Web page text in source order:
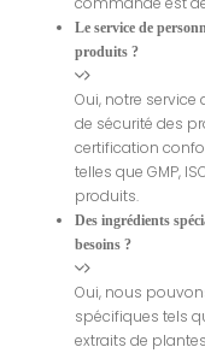
Le service de
produits ?
Oui, notre
de sécurité des
certification
telles que GMP,
produits.
Des ingrédients
besoins ?
Oui, nous
spécifiques tels
extraits de